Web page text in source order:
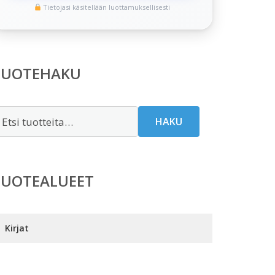
Tietojasi käsitellään luottamuksellisesti
HAKU
Kirjat